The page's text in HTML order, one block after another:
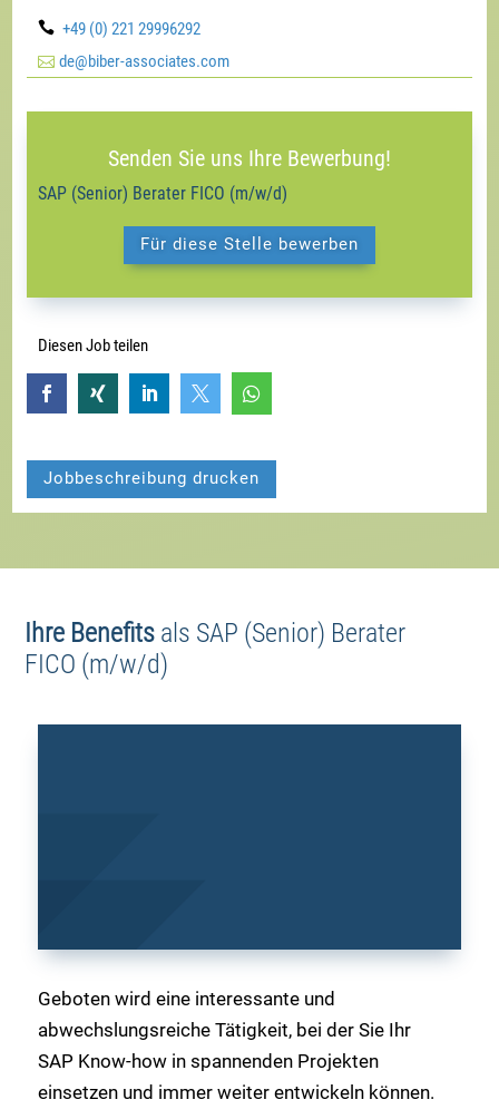
 +49 (0) 221 29996292
 de@biber-associates.com
Senden Sie uns Ihre Bewerbung!
SAP (Senior) Berater FICO (m/w/d)
Für diese Stelle bewerben
Diesen Job teilen
    
Jobbeschreibung drucken
Ihre Benefits als SAP (Senior) Berater
FICO (m/w/d)
Geboten wird eine interessante und
abwechslungsreiche Tätigkeit, bei der Sie Ihr
SAP Know-how in spannenden Projekten
einsetzen und immer weiter entwickeln können.